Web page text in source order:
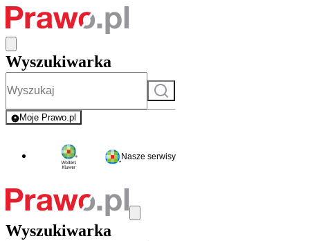
Wyszukiwarka
Szukaj
Moje Prawo.pl
- rejestracja i logowanie do serwisu
Nasze serwisy
Wyszukiwarka